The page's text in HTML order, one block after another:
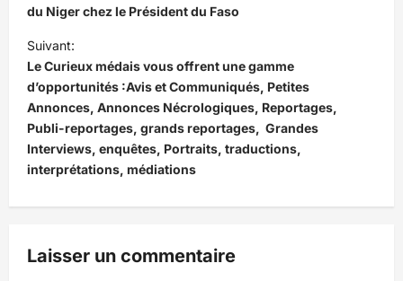
v
i
g
a
t
i
o
n
’
du Niger chez le Président du Faso
Suivant:
Le Curieux médais vous offrent une gamme
d’opportunités :Avis et Communiqués, Petites
Annonces, Annonces Nécrologiques, Reportages,
Publi-reportages, grands reportages, Grandes
Interviews, enquêtes, Portraits, traductions,
interprétations, médiations
Laisser un commentaire